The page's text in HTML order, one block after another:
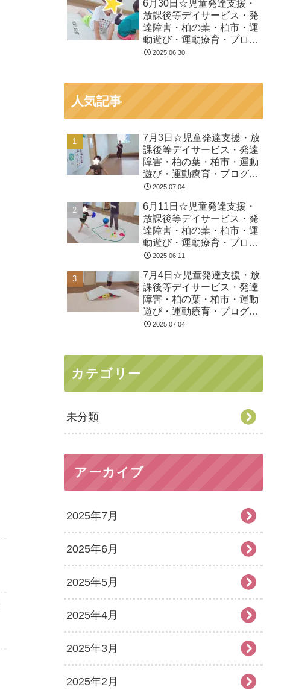
6月30日☆児童発達支援・
放課後等デイサービス・発
達障害・柏の葉・柏市・運
動遊び・運動療育・プログ
ラム・楽しい療育
2025.06.30
人気記事
7月3日☆児童発達支援・放
課後等デイサービス・発達
障害・柏の葉・柏市・運動
遊び・運動療育・プログラ
ム・楽しい療育
2025.07.04
6月11日☆児童発達支援・
放課後等デイサービス・発
達障害・柏の葉・柏市・運
動遊び・運動療育・プログ
ラム・楽しい療育
2025.06.11
7月4日☆児童発達支援・放
課後等デイサービス・発達
障害・柏の葉・柏市・運動
遊び・運動療育・プログラ
ム・楽しい療育
2025.07.04
カテゴリー
未分類
アーカイブ
2025年7月
2025年6月
2025年5月
2025年4月
2025年3月
2025年2月